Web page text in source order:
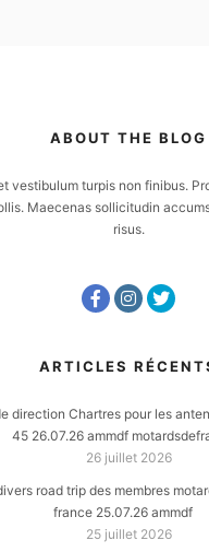
ABOUT THE BLOG
vestibulum turpis non finibus.
Maecenas sollicitudin
risus.
ARTICLES
direction Chartres pour les
45 26.07.26 ammdf
26 juillet 2026
road trip des membres
france 25.07.26 ammdf
25 juillet 2026